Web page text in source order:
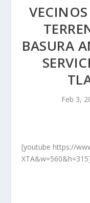
BASURA
Feb 3,
[youtube https://
XTA&w=560&h=315]